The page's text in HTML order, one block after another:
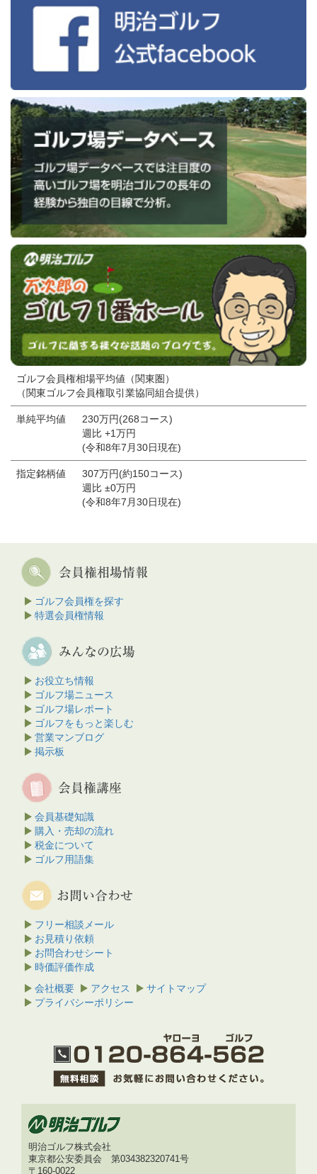
ゴルフ会員権相場平均値（関東圏）
（関東ゴルフ会員権取引業協同組合提供）
単純平均値
230万円(268コース)
週比 +1万円
(令和8年7月30日現在)
指定銘柄値
307万円(約150コース)
週比 ±0万円
(令和8年7月30日現在)
ゴルフ会員権を探す
特選会員権情報
お役立ち情報
ゴルフ場ニュース
ゴルフ場レポート
ゴルフをもっと楽しむ
営業マンブログ
掲示板
会員基礎知識
購入・売却の流れ
税金について
ゴルフ用語集
フリー相談メール
お見積り依頼
お問合わせシート
時価評価作成
会社概要
アクセス
サイトマップ
プライバシーポリシー
明治ゴルフ株式会社
東京都公安委員会 第034382320741号
〒160-0022